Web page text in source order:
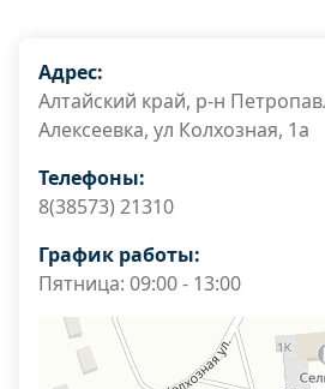
Адрес:
Алтайский край, р-н
Алексеевка, ул Колхозная, 1а
Телефоны:
8(38573) 21310
График работы:
Пятница: 09:00 - 13:00